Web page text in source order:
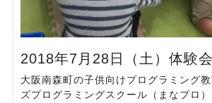
2018年7月28日（土）体験
大阪南森町の子供向けプログラミング
ズプログラミングスクール（まなプロ）